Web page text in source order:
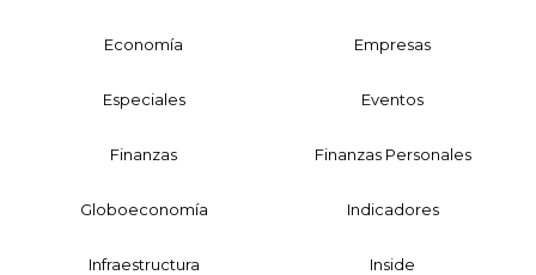
Economía Empresas
Especiales Eventos
Finanzas Finanzas Personales
Globoeconomía Indicadores
Infraestructura Inside